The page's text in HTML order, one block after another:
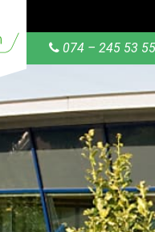
074 – 245 53 55